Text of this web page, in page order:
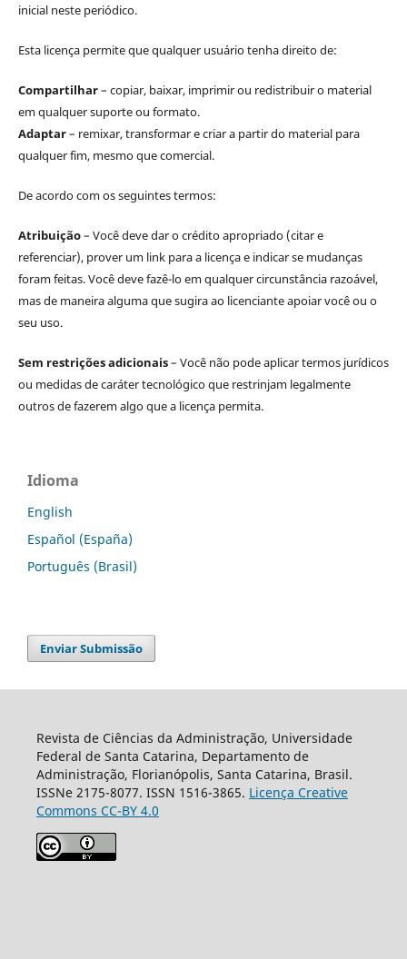
inicial neste periódico.
Esta licença permite que qualquer usuário tenha direito de:
Compartilhar– copiar, baixar, imprimir ou redistribuir o material
em qualquer suporte ou formato.
Adaptar– remixar, transformar e criar a partir do material para
qualquer fim, mesmo que comercial.
De acordo com os seguintes termos:
Atribuição– Você deve dar o crédito apropriado (citar e
referenciar), prover um link para a licença e indicar se mudanças
foram feitas. Você deve fazê-lo em qualquer circunstância razoável,
mas de maneira alguma que sugira ao licenciante apoiar você ou o
seu uso.
Sem restrições adicionais– Você não pode aplicar termos jurídicos
ou medidas de caráter tecnológico que restrinjam legalmente
outros de fazerem algo que a licença permita.
Idioma
English
Español (España)
Português (Brasil)
Enviar Submissão
Revista de Ciências da Administração, Universidade
Federal de Santa Catarina, Departamento de
Administração, Florianópolis, Santa Catarina, Brasil.
ISSNe 2175-8077. ISSN 1516-3865. Licença Creative
Commons CC-BY 4.0